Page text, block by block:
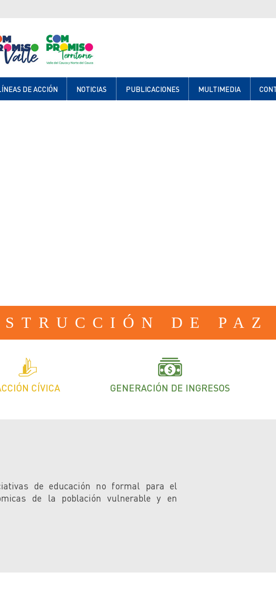
DE ACCIÓN NOTICIAS PUBLICACIONES MULTIMEDIA
DE PAZ
CÍVICA GENERACIÓN DE INGRESOS
de educación no formal para el
de la población vulnerable y en